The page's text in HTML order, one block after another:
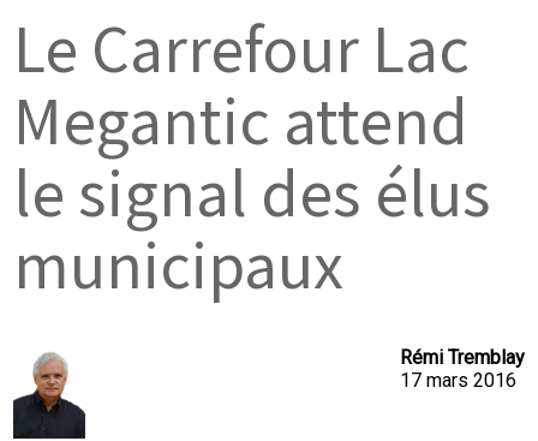
Le Carrefour Lac
Megantic attend
le signal des élus
municipaux
Rémi Tremblay
17 mars 2016